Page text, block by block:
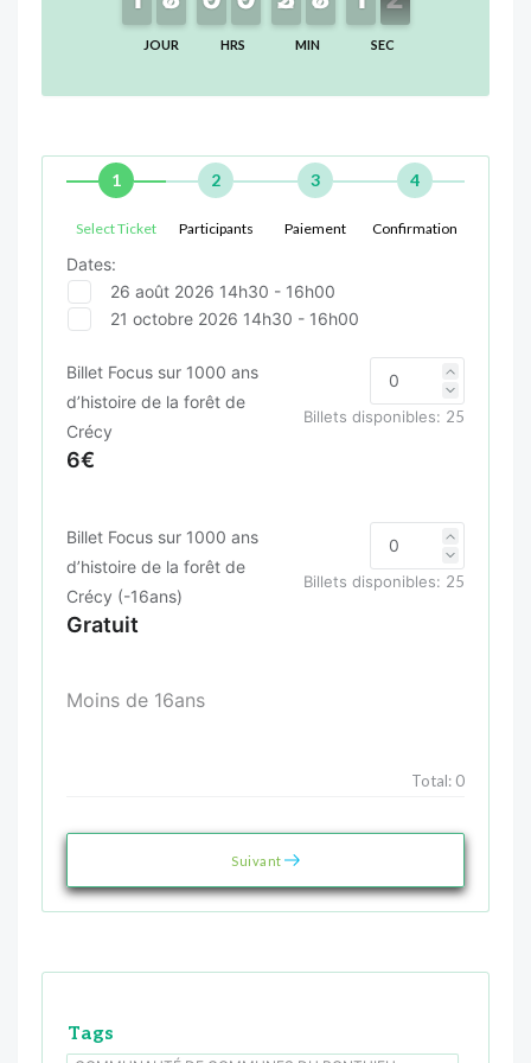
JOUR HRS MIN SEC
1
Select Ticket
2
Participants
3
Paiement
4
Confirmation
Dates:
26 août 2026 14h30 - 16h00
21 octobre 2026 14h30 - 16h00
Billet Focus sur 1000 ans
d’histoire de la forêt de
Crécy
6€
Billets disponibles: 25
Billet Focus sur 1000 ans
d’histoire de la forêt de
Crécy (-16ans)
Gratuit
Billets disponibles: 25
Moins de 16ans
Total: 0
Suivant
Tags